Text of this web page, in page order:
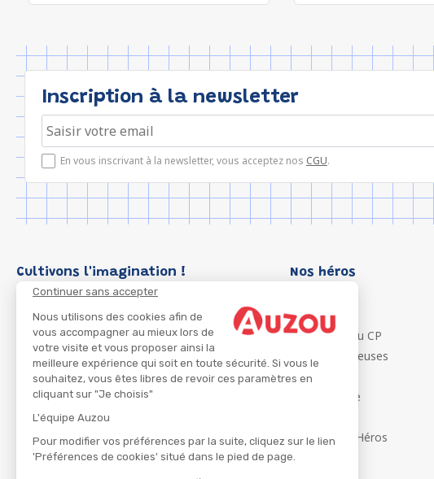
Continuer sans accepter
Nous utilisons des cookies afin de
vous accompagner au mieux lors de
votre visite et vous proposer ainsi la
meilleure expérience qui soit en toute sécurité. Si vous le
souhaitez, vous êtes libres de revoir ces paramètres en
cliquant sur "Je choisis"
L'équipe Auzou
Pour modifier vos préférences par la suite, cliquez sur le lien
'Préférences de cookies' situé dans le pied de page.
Inscription à la newsletter
En vous inscrivant à la newsletter, vous acceptez nos CGU.
Cultivons l'imagination ! Nos héros
P'tit Loup
Les Héros du CP
Les Influenceuses
Migali
Petite Taupe
Ma Boîte à Héros